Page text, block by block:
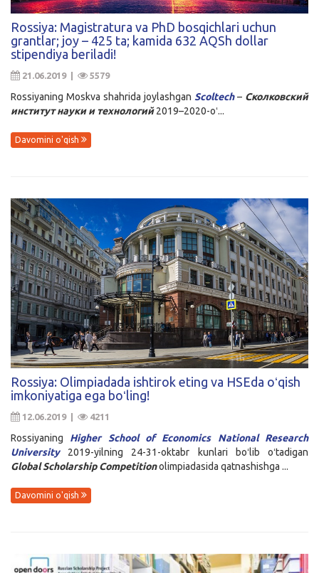
Rossiya: Magistratura va PhD bosqichlari uchun
grantlar; joy – 425 ta; kamida 632 AQSh dollar
stipendiya beriladi!
21.06.2019 | 5579
Rossiyaning Moskva shahrida joylashgan Scoltech– Сколковский
институт науки и технологий2019–2020-oʻ...
Davomini o'qish
Rossiya: Olimpiadada ishtirok eting va HSEda oʻqish
imkoniyatiga ega boʻling!
12.06.2019 | 4211
Rossiyaning Higher School of Economics National Research
University2019-yilning 24-31-oktabr kunlari boʻlib oʻtadigan
Global Scholarship Competitionolimpiadasida qatnashishga ...
Davomini o'qish